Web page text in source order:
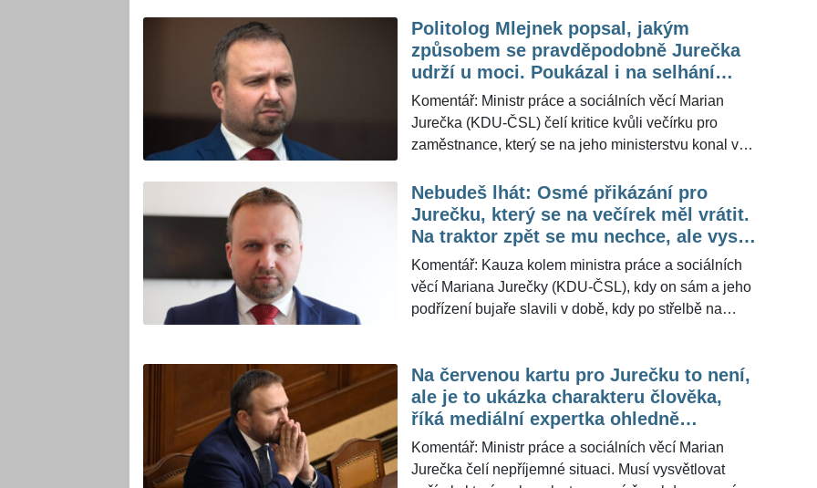
že to se změnou svého života myslí opravdu vážně.
věcí Mariana Jurečky kvůli vánočnímu večírku v čase,
kdy na Filozofické fakultě UK umírali lidé.
Pozvedněme spíše obočí nad nebezpečným faktorem
dvojího metru. Vítr tuhle událost už zavál kamsi v dál,
ale nyní je nutno připomenout, že Roman Prymula
nakonec rezignoval na post ministra zdravotnictví
důvěru v demokratickou politiku.
Politolog Mlejnek popsal, jakým
způsobem se pravděpodobně Jurečka
udrží u moci. Poukázal i na selhání
podřízených ministra na večírku
Komentář: Ministr práce a sociálních věcí Marian
Jurečka (KDU-ČSL) čelí kritice kvůli večírku pro
zaměstnance, který se na jeho ministerstvu konal v
zabil 14 lidí. V úterý zasedne předsednictvo KDU-
ČSL, kde se bude řešit jeho vládní budoucnost. Sám
Jurečka připustil, že zvažuje rezignaci. Premiér Petr
vládě. Politolog Josef Mlejnek z Fakulty sociálních
věd Univerzity Karlovy pro ŽivotvČesku.cz uvedl dvě
roviny, jak vnímá Jurečkův »přešlap«.
Nebudeš lhát: Osmé přikázání pro
Jurečku, který se na večírek měl vrátit.
Na traktor zpět se mu nechce, ale vysílá
signál lidem, říká Šándor
Komentář: Kauza kolem ministra práce a sociálních
věcí Mariana Jurečky (KDU-ČSL), kdy on sám a jeho
podřízení bujaře slavili v době, kdy po střelbě na
zpochybňují politikovu verzi. Portál iDnes.cz totiž
přinesl svědectví svých dvou zdrojů (podřízených
ministra) o tom, že Jurečka se na mejdan po
mimořádném zasedání vlády měl vrátit. Pro
ŽivotvČesku.cz jednání šéfa resortu okomentoval
Andor Šándor. "Úroveň české politiky je opravdu
Na červenou kartu pro Jurečku to není,
ale je to ukázka charakteru člověka,
říká mediální expertka ohledně
tancovačky a dlouhého mlčení ministra
Komentář: Ministr práce a sociálních věcí Marian
Jurečka čelí nepříjemné situaci. Musí vysvětlovat